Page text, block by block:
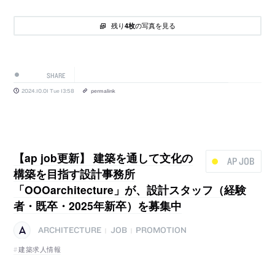
残り4枚の写真を見る
SHARE
2024.10.01 Tue 13:58 permalink
AP JOB
【ap job更新】 建築を通して文化の
構築を目指す設計事務所
「OOOarchitecture」が、設計スタッフ（経験
者・既卒・2025年新卒）を募集中
ARCHITECTURE JOB
PROMOTION
建築求人情報